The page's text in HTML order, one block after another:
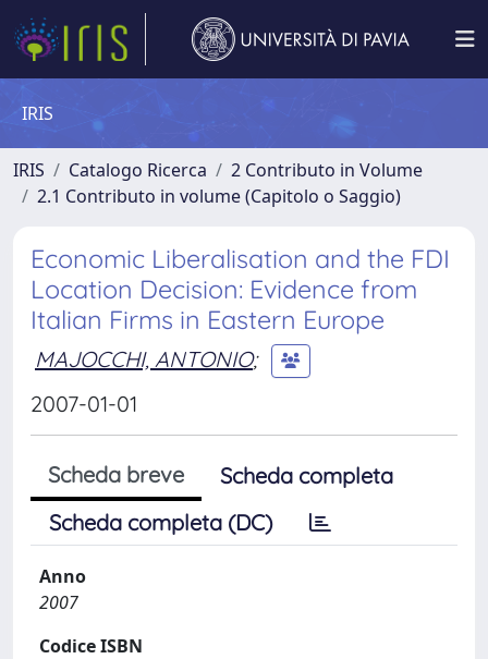
IRIS
IRIS Catalogo Ricerca
2 Contributo in Volume
2.1 Contributo in volume (Capitolo o Saggio)
Economic Liberalisation and the FDI
Location Decision: Evidence from
Italian Firms in Eastern Europe
MAJOCCHI, ANTONIO;
2007-01-01
Scheda breve
Scheda completa
Scheda completa (DC)
Anno
2007
Codice ISBN